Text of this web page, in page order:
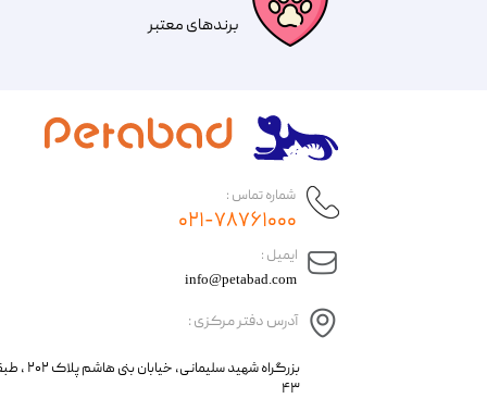
​​برندهای معتبر​​​​​​​
​ایمیل :
آدرس دفتر مرکزی :
info@petabad.com
​​بزرگراه شهید
۴۳
شماره تماس :
۰۲۱-۷۸۷۶۱۰۰۰